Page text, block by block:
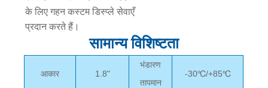
के लिए गहन कस्टम डिस्प्ले सेवाएँ
प्रदान करते हैं।
सामान्य विशिष्टता
आकार 1.8"
भंडारण
तापमान
-30℃/+85℃